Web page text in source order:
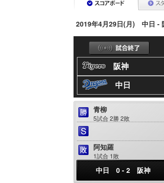
2019年4月29日(月) 中日 -
阪神
中日
青柳
5試合 2勝 2敗
阿知羅
1試合 1敗
中日 0 - 2 阪神